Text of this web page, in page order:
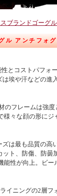
ブランドゴーグル
アンチフォ
とコストパフォ
は埃や汗などの
のフレームは強
様々な顔の形にジ
ズは最も品質の
ト、防傷、防
能性が向上。ビ
イニングの2層